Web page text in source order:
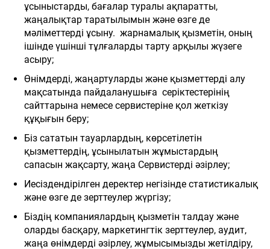
ұсыныстарды, бағалар туралы ақпаратты,
жаңалықтар таратылымын және өзге де
мәліметтерді ұсыну. жарнамалық қызметін, оның
ішінде үшінші тұлғаларды тарту арқылы жүзеге
асыру;
Өнімдерді, жаңартуларды және қызметтерді алу
мақсатында пайдаланушыға серіктестерінің
сайттарына немесе сервистеріне қол жеткізу
құқығын беру;
Біз сататын тауарлардың, көрсетілетін
қызметтердің, ұсынылатын жұмыстардың
сапасын жақсарту, жаңа Сервистерді әзірлеу;
Иесіздендірілген деректер негізінде статистикалық
және өзге де зерттеулер жүргізу;
Біздің компаниялардың қызметін талдау және
оларды басқару, маркетингтік зерттеулер, аудит,
жаңа өнімдерді әзірлеу, жұмысымызды жетілдіру,